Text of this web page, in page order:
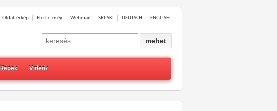
Oldaltérkép Elérhetőség Webmail SRPSKI DEUTSCH ENGLISH
Search
for:
Képek Videók